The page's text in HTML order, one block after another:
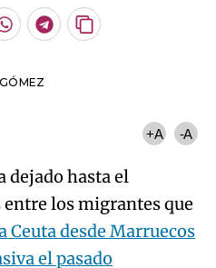
Whatsapp
Telegram
Copiar
+A -A
dejado hasta el
los migrantes que
Ceuta desde Marruecos
el pasado